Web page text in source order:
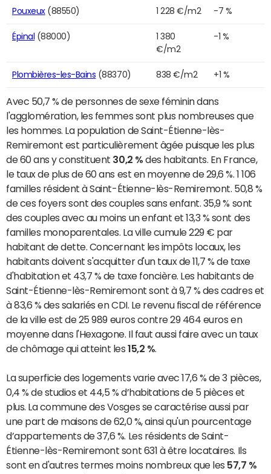
Pouxeux(88550) 1 228 €/m2 -7 %
Épinal (88000)
1 380
€/m2
-1 %
Plombières-les-Bains (88370) 838 €/m2 +1 %
Avec 50,7 % de personnes de sexe féminin dans
l'agglomération, les femmes sont plus nombreuses que
les hommes. La population de Saint-Étienne-lès-
Remiremont est particulièrement âgée puisque les plus
de 60 ans y constituent 30,2 % des habitants. En France,
le taux de plus de 60 ans est en moyenne de 29,6 %. 1 106
familles résident à Saint-Étienne-lès-Remiremont. 50,8 %
de ces foyers sont des couples sans enfant. 35,9 % sont
des couples avec au moins un enfant et 13,3 % sont des
familles monoparentales. La ville cumule 229 € par
habitant de dette. Concernant les impôts locaux, les
habitants doivent s'acquitter d'un taux de 11,7 % de taxe
d'habitation et 43,7 % de taxe foncière. Les habitants de
Saint-Étienne-lès-Remiremont sont à 9,7 % des cadres et
à 83,6 % des salariés en CDI. Le revenu fiscal de référence
de la ville est de 25 989 euros contre 29 464 euros en
moyenne dans l'Hexagone. Il faut aussi faire avec un taux
de chômage qui atteint les15,2 %
La superficie des logements varie avec 17,6 % de 3 pièces,
0,4 % de studios et 44,5 % d’habitations de 5 pièces et
plus. La commune des Vosges se caractérise aussi par
une part de maisons de 62,0 %, ainsi qu'un pourcentage
d’appartements de 37,6 %. Les résidents de Saint-
Étienne-lès-Remiremont sont 631 à être locataires. Ils
sont en d'autres termes moins nombreux que les 57,7 %